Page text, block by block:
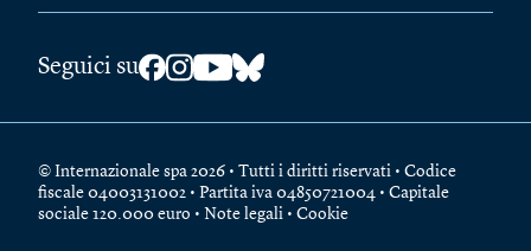
Seguici su
© Internazionale spa 2026 • Tutti i diritti riservati • Codice
fiscale 04003131002 • Partita iva 04850721004 • Capitale
sociale 120.000 euro • Note legali • Cookie